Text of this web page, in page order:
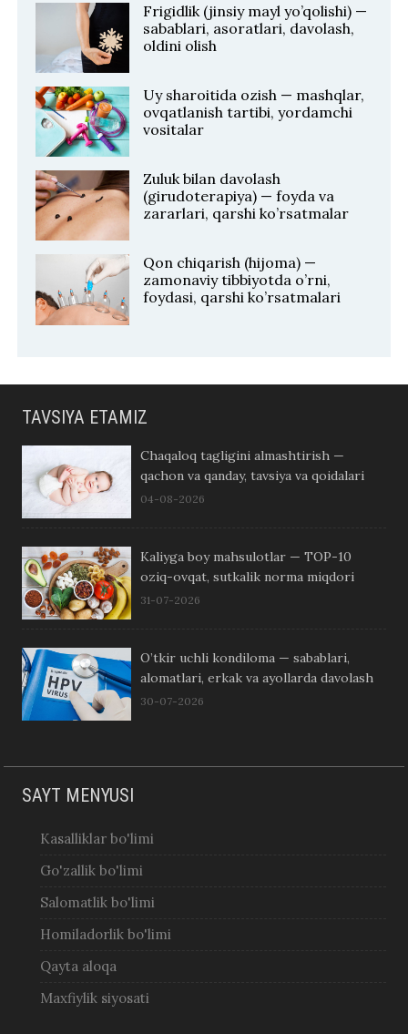
Frigidlik (jinsiy mayl yo’qolishi) —
sabablari, asoratlari, davolash,
oldini olish
Uy sharoitida ozish — mashqlar,
ovqatlanish tartibi, yordamchi
vositalar
Zuluk bilan davolash
(girudoterapiya) — foyda va
zararlari, qarshi ko’rsatmalar
Qon chiqarish (hijoma) —
zamonaviy tibbiyotda o’rni,
foydasi, qarshi ko’rsatmalari
TAVSIYA ETAMIZ
Chaqaloq tagligini almashtirish —
qachon va qanday, tavsiya va qoidalari
04-08-2026
Kaliyga boy mahsulotlar — TOP-10
oziq-ovqat, sutkalik norma miqdori
31-07-2026
O’tkir uchli kondiloma — sabablari,
alomatlari, erkak va ayollarda davolash
30-07-2026
SAYT MENYUSI
Kasalliklar bo'limi
Go'zallik bo'limi
Salomatlik bo'limi
Homiladorlik bo'limi
Qayta aloqa
Maxfiylik siyosati